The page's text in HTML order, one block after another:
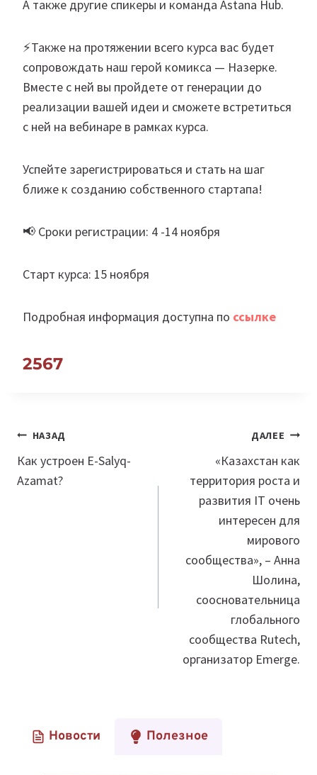
А также другие спикеры и команда Astana Hub.
⚡️Также на протяжении всего курса вас будет
сопровождать наш герой комикса — Назерке.
Вместе с ней вы пройдете от генерации до
реализации вашей идеи и сможете встретиться
с ней на вебинаре в рамках курса.
Успейте зарегистрироваться и стать на шаг
ближе к созданию собственного стартапа!
📢 Сроки регистрации: 4 -14 ноября
Старт курса: 15 ноября
Подробная информация доступна по ссылке
2567
Навигация
по
записям
НАЗАД
Как устроен E-Salyq-
Azamat?
ДАЛЕЕ
«Казахстан как
территория роста и
развития IT очень
интересен для
мирового
сообщества», – Анна
Шолина,
соосновательница
глобального
сообщества Rutech,
организатор Emerge.
Новости Полезное